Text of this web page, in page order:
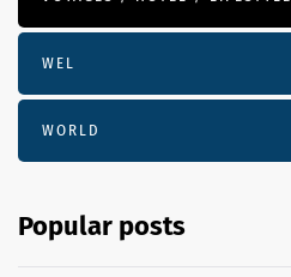
WEL
WORLD
Popular posts